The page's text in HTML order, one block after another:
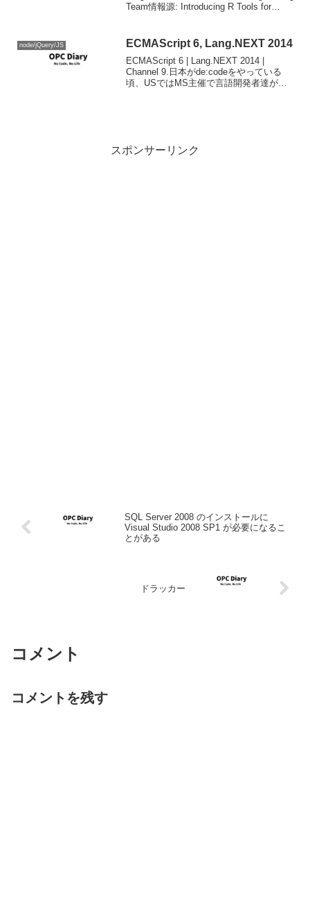
Team情報源: Introducing R Tools for
node/jQuery/JS ECMAScript 6, Lang.NEXT 2014
ECMAScript 6 | Lang.NEXT 2014 |
Channel 9.日本がde:codeをやっている
頃、USではMS主催で言語開発者達が集
スポンサーリンク
SQL Server 2008 のインストールに
Visual Studio 2008 SP1 が必要になるこ
とがある
ドラッカー
コメント
コメントを残す